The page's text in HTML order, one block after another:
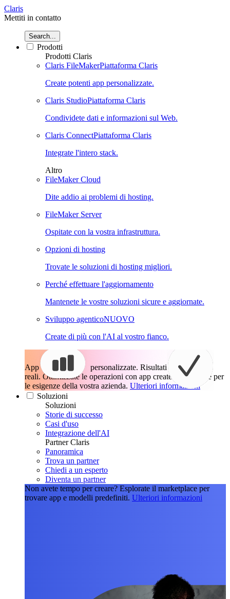
Claris
Mettiti in contatto
Search...
Prodotti
Prodotti Claris
Claris FileMakerPiattaforma Claris
Create potenti app personalizzate.
Claris StudioPiattaforma Claris
Condividete dati e informazioni sul Web.
Claris ConnectPiattaforma Claris
Integrate l'intero stack.
Altro
FileMaker Cloud
Dite addio ai problemi di hosting.
FileMaker Server
Ospitate con la vostra infrastruttura.
Opzioni di hosting
Trovate le soluzioni di hosting migliori.
Perché effettuare l'aggiornamento
Mantenete le vostre soluzioni sicure e aggiornate.
Sviluppo agenticoNUOVO
Create di più con l'AI al vostro fianco.
App
personalizzate. Risultati
reali. Ottimizzate le operazioni con app create esattamente per
le esigenze della vostra azienda. Ulteriori informazioni
Soluzioni
Soluzioni
Storie di successo
Casi d'uso
Integrazione dell'AI
Partner Claris
Panoramica
Trova un partner
Chiedi a un esperto
Diventa un partner
Non avete tempo per creare? Esplorate il marketplace per
trovare app e modelli predefiniti. Ulteriori informazioni